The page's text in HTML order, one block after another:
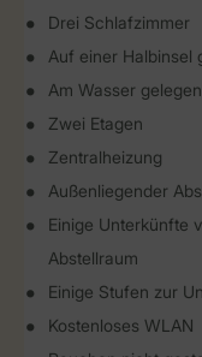
Drei Schlafzimmer
Auf einer Halbinsel
Am Wasser gelegen
Zwei Etagen
Zentralheizung
Außenliegender
Einige Unterkünfte
Abstellraum
Einige Stufen zur
Kostenloses WLAN